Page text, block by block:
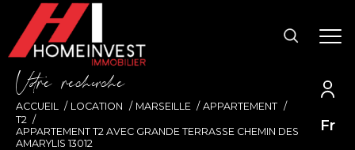
Fr
Vore recece
ACCUEIL LOCATION MARSEILLE
APPARTEMENT
T2
APPARTEMENT T2 AVEC GRANDE TERRASSE CHEMIN DES
AMARYLIS 13012